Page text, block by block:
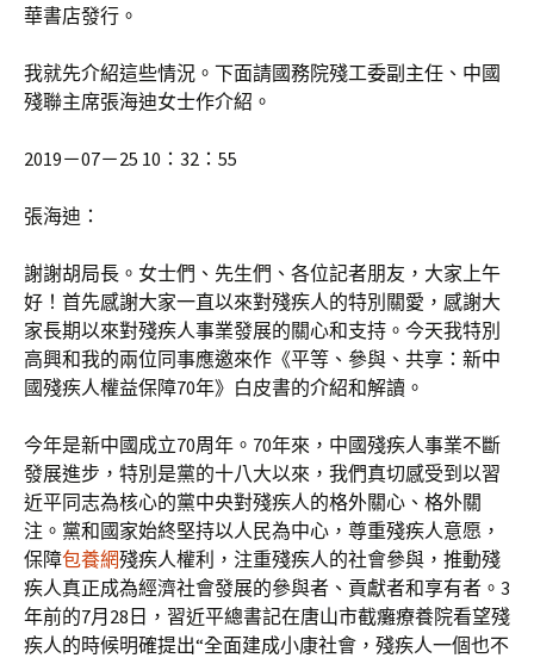
華書店發行。
我就先介紹這些情況。下面請國務院殘工委副主任、中國
殘聯主席張海迪女士作介紹。
2019－07－25 10：32：55
張海迪：
謝謝胡局長。女士們、先生們、各位記者朋友，大家上午
好！首先感謝大家一直以來對殘疾人的特別關愛，感謝大
家長期以來對殘疾人事業發展的關心和支持。今天我特別
高興和我的兩位同事應邀來作《平等、參與、共享：新中
國殘疾人權益保障70年》白皮書的介紹和解讀。
今年是新中國成立70周年。70年來，中國殘疾人事業不斷
發展進步，特別是黨的十八大以來，我們真切感受到以習
近平同志為核心的黨中央對殘疾人的格外關心、格外關
注。黨和國家始終堅持以人民為中心，尊重殘疾人意愿，
保障包養網殘疾人權利，注重殘疾人的社會參與，推動殘
疾人真正成為經濟社會發展的參與者、貢獻者和享有者。3
年前的7月28日，習近平總書記在唐山市截癱療養院看望殘
疾人的時候明確提出“全面建成小康社會，殘疾人一個也不